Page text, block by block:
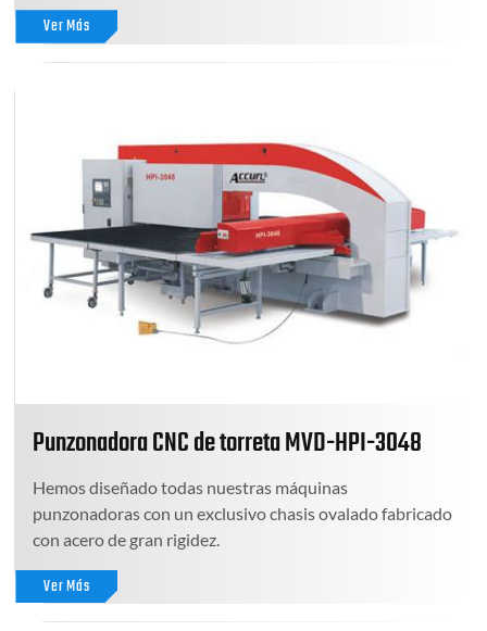
Ver Más
Punzonadora CNC de torreta MVD-HPI-3048
Hemos diseñado todas nuestras máquinas
punzonadoras con un exclusivo chasis ovalado fabricado
con acero de gran rigidez.
Ver Más